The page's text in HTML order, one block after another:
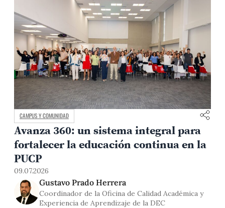
CAMPUS Y COMUNIDAD
Avanza 360: un sistema integral para
fortalecer la educación continua en la
PUCP
09.07.2026
Gustavo Prado Herrera
Coordinador de la Oficina de Calidad Académica y
Experiencia de Aprendizaje de la DEC